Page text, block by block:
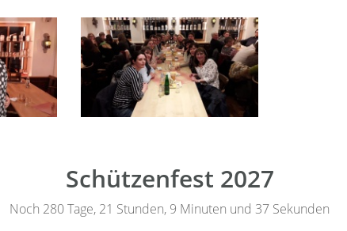
Schützenfest 2027
Noch 280 Tage, 21 Stunden, 9 Minuten und 37 Sekunden